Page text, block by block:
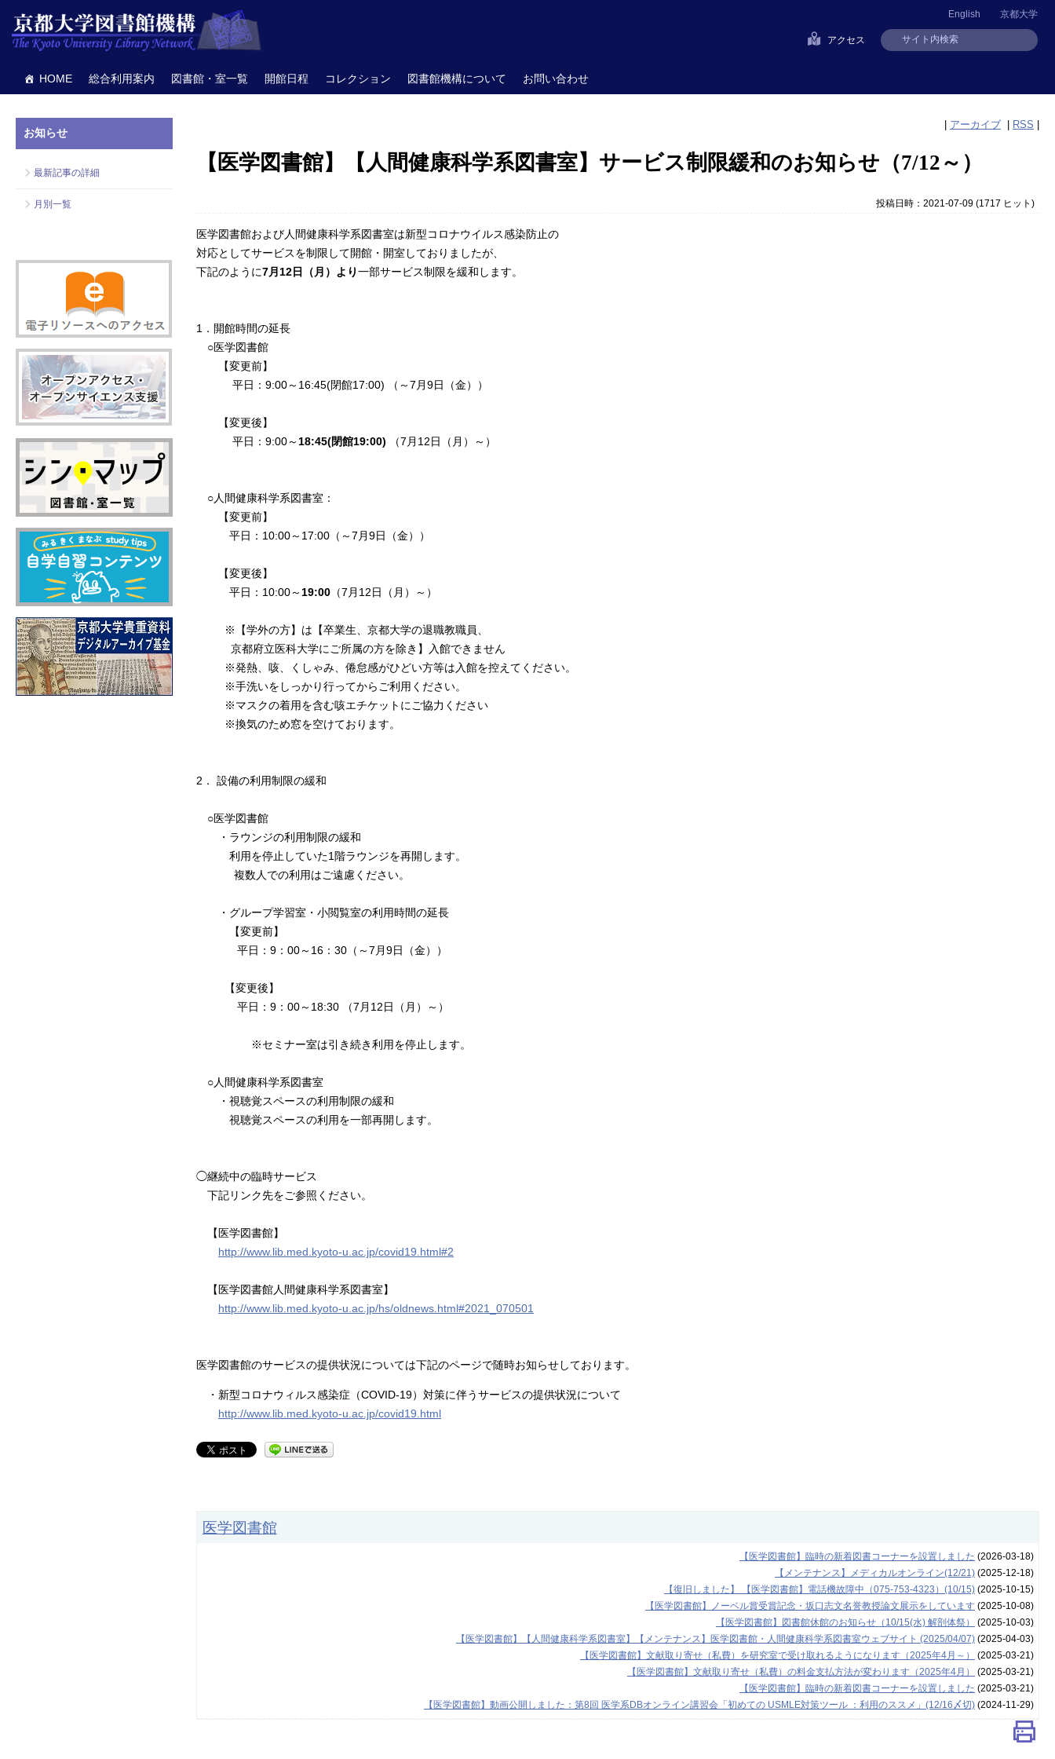
京都大学
English
アクセス
HOME 総合利用案内 図書館・室一覧 開館日程 コレクション 図書館機構について お問い合わせ
| アーカイブ | RSS |
【医学図書館】【人間健康科学系図書室】サービス制限緩和のお知らせ（7/12～）
投稿日時：2021-07-09(1717 ヒット )
医学図書館および人間健康科学系図書室は新型コロナウイルス感染防止の
対応としてサービスを制限して開館・開室 しておりましたが、
下記のように7月12日（月）より一部サービス制限を緩和します。
1．開館時間の延長
○医学図書館
【変更前】
平日：9:00～16:45(閉館17:00) （～7月9日（金））
【変更後】
平日：9:00～ 18:45(閉館19:00) （7月12日（月）～）
○人間健康科学系図書室 ：
【変更前】
平日：10:00～17:00（～7月9日（金））
【変更後】
平日：10:00～ 19:00 （7月12日（月）～）
※【学外の方】は【卒業生、京都大学の退職教職員、
京都府立医科大学にご所属の方を除き】入館できません
※発熱、咳、くしゃみ、倦怠感がひどい方等は入館を控えてくださ い。
※手洗いをしっかり行ってからご利用ください。
※マスクの着用を含む咳エチケットにご協力ください
※換気のため窓を空けております。
2． 設備の利用制限の緩和
○医学図書館
・ラウンジの利用制限の緩和
利用を停止していた1階ラウンジを再開します。
複数人での利用はご遠慮ください。
・グループ学習室 ・小閲覧室の利用時間の延長
【変更前】
平日：9：00～16：30（～7月9日（金））
【変更後】
平日：9：00～18:30 （7月12日（月）～）
※セミナー室は引き続き利用を停止します。
○人間健康科学系図書室
・視聴覚スペースの利用制限の緩和
視聴覚スペースの利用を一部再開します。
◯継続中の臨時サービス
下記リンク先をご参照ください。
【 医学図書館】
http://www.lib.med.kyoto-u.ac.jp/covid19.html#2
【 医学図書館人間健康科学系図書室】
http://www.lib.med.kyoto-u.ac.jp/hs/oldnews.html#2021_070501
医学図書館のサービスの提供状況については下記のページで随時お知らせしております。
・新型コロナウィルス感染症（COVID-19）対策に伴うサービスの提供状況について
http://www.lib.med.kyoto-u.ac.jp/covid19.html
医学図書館
【医学図書館】臨時の新着図書コーナーを設置しました (2026-03-18)
【メンテナンス】メディカルオンライン(12/21)(2025-12-18)
【復旧しました】 【医学図書館】電話機故障中（075-753-4323）(10/15)(2025-10-15)
【医学図書館】ノーベル賞受賞記念・坂口志文名誉教授論文展示をしています(2025-10-08)
【医学図書館】図書館休館のお知らせ（10/15(水) 解剖体祭）
(2025-10-03)
【医学図書館】【人間健康科学系図書室】【メンテナンス】医学図書館・人間健康科学系図書室ウェブサイト (2025/04/07)(2025-04-03)
【医学図書館】文献取り寄せ（私費）を研究室で受け取れるようになります（2025年4月～）
(2025-03-21)
【医学図書館】文献取り寄せ（私費）の料金支払方法が変わります（2025年4月）
(2025-03-21)
【医学図書館】臨時の新着図書コーナーを設置しました (2025-03-21)
【医学図書館】動画公開しました：第8回 医学系DBオンライン講習会「初めての USMLE対策ツール ：利用のススメ」(12/16〆切)(2024-11-29)
お知らせ
最新記事の詳細
月別一覧